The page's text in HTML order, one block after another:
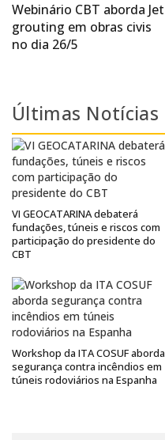
Webinário CBT aborda Jet
grouting em obras civis
no dia 26/5
Últimas Notícias
VI GEOCATARINA debaterá
fundações, túneis e riscos com
participação do presidente do
CBT
Workshop da ITA COSUF aborda
segurança contra incêndios em
túneis rodoviários na Espanha